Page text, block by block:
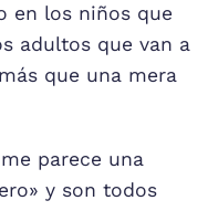
en los niños que
adultos que van a
que una mera
parece una
y son todos